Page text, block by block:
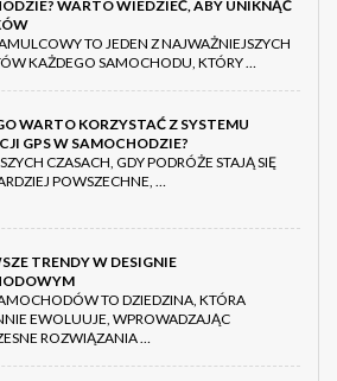
WARTO WIEDZIEĆ, ABY UNIKNĄĆ
TO JEDEN Z NAJWAŻNIEJSZYCH
KAŻDEGO SAMOCHODU, KTÓRY …
WARTO KORZYSTAĆ Z SYSTEMU
GPS W SAMOCHODZIE?
CZASACH, GDY PODRÓŻE STAJĄ SIĘ
POWSZECHNE, …
TRENDY W DESIGNIE
TO DZIEDZINA, KTÓRA
EWOLUUJE, WPROWADZAJĄC
ROZWIĄZANIA …